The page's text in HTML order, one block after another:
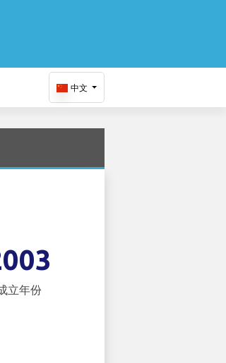
中文
立年份